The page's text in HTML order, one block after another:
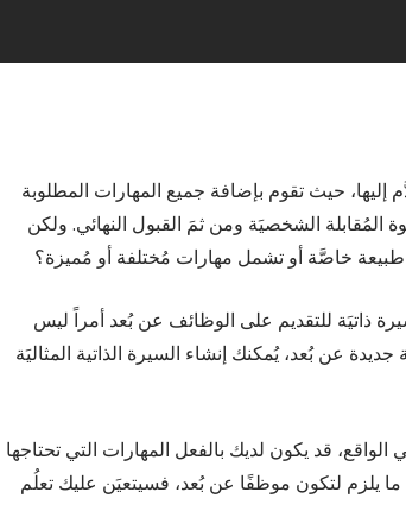
حيث تقوم بإضافة جميع المهارات المطلوبة
المُقابلة الشخصيَة ومن ثمَ القبول النهائي. ولكن
خاصَّة أو تشمل مهارات مُختلفة أو مُميزة؟
ذاتيَة للتقديم على الوظائف عن بُعد أمراً ليس
عن بُعد، يُمكنك إنشاء السيرة الذاتية المثاليَة
قد يكون لديك بالفعل المهارات التي تحتاجها
يلزم لتكون موظفًا عن بُعد، فسيتعيَن عليك تعلُم